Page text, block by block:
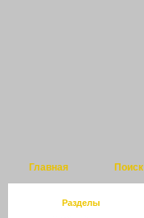
Главная Поиск
Разделы